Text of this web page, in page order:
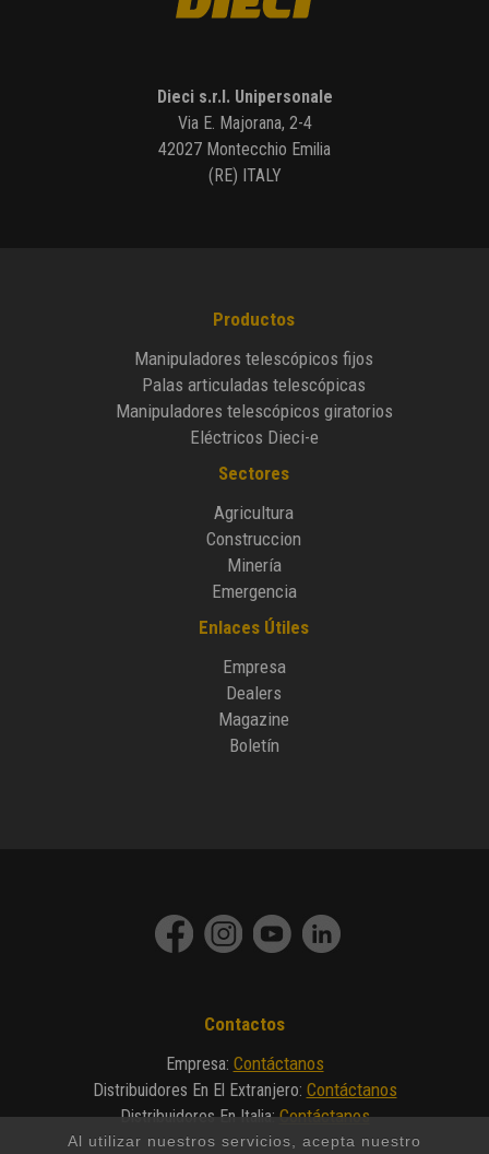
Al utilizar nuestros servicios, acepta nuestro
Dieci s.r.l. Unipersonale
Via E. Majorana, 2-4
42027 Montecchio Emilia
(RE) ITALY
Productos
Manipuladores telescópicos fijos
Palas articuladas telescópicas
Manipuladores telescópicos giratorios
Eléctricos Dieci-e
Sectores
Agricultura
Construccion
Minería
Emergencia
Enlaces Útiles
Empresa
Dealers
Magazine
Boletín
Contactos
Empresa: Contáctanos
Distribuidores En El Extranjero: Contáctanos
Distribuidores En Italia:Contáctanos